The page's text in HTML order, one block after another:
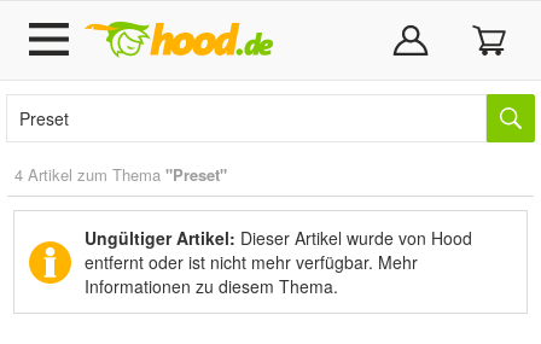
4 Artikel zum Thema "Preset"
Ungültiger Artikel: Dieser Artikel wurde von Hood
entfernt oder ist nicht mehr verfügbar. Mehr
Informationen zu diesem Thema.